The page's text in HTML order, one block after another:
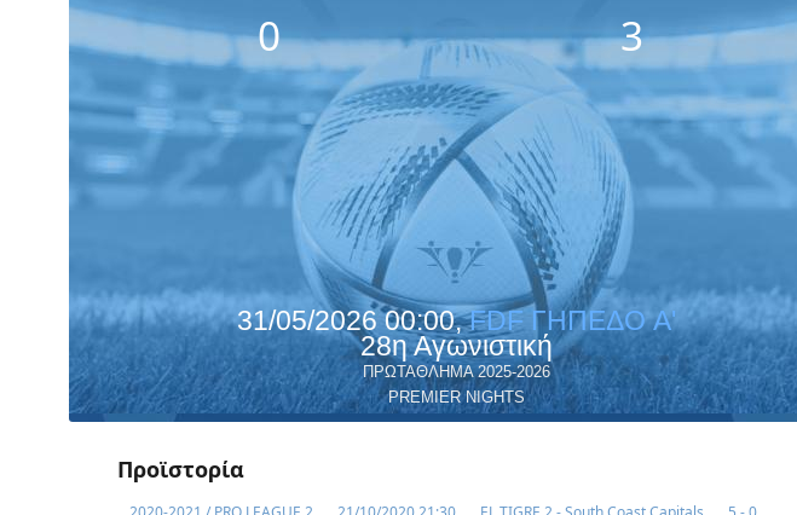
0 3
31/05/2026 00:00,FDF ΓΗΠΕΔΟ A'
28η Αγωνιστική
ΠΡΩΤΑΘΛΗΜΑ 2025-2026
PREMIER NIGHTS
Προϊστορία